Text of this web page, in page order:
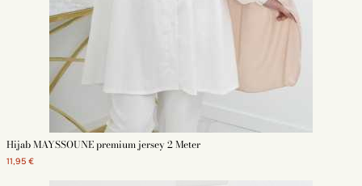
Hijab MAYSSOUNE premium jersey 2 Meter
11,95 €